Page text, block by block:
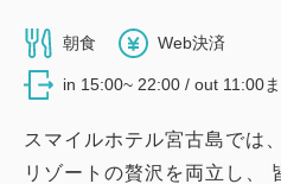
朝食 Web決済
in 15:00~ 22:00 / out 11:00
スマイルホテル宮古島では
リゾートの贅沢を両立し、